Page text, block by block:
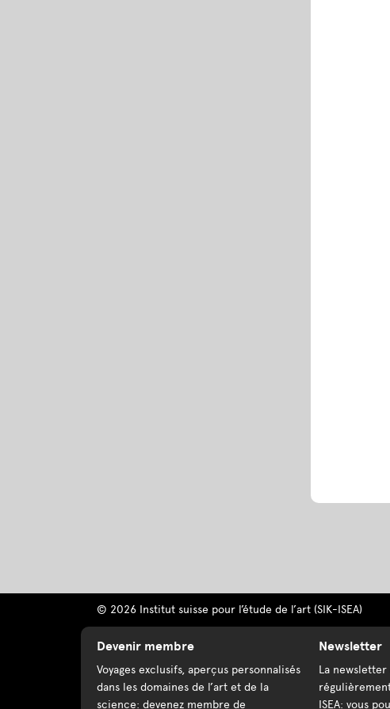
© 2026 Institut suisse pour l’étude de l’art (SIK-ISEA)
Devenir membre
Voyages exclusifs, aperçus personnalisés
dans les domaines de l’art et de la
science: devenez membre de
Newsletter
La newsletter
ISEA: vous